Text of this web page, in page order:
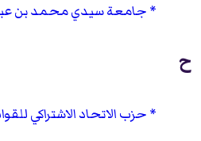
جامعة سيدي محمد بن عبد
ح
حزب الاتحاد الاشتراكي